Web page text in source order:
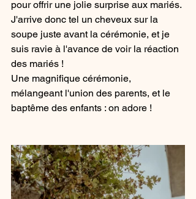
pour offrir une jolie surprise aux mariés.
J'arrive donc tel un cheveux sur la
soupe juste avant la cérémonie, et je
suis ravie à l'avance de voir la réaction
des mariés !
Une magnifique cérémonie,
mélangeant l'union des parents, et le
baptême des enfants : on adore !